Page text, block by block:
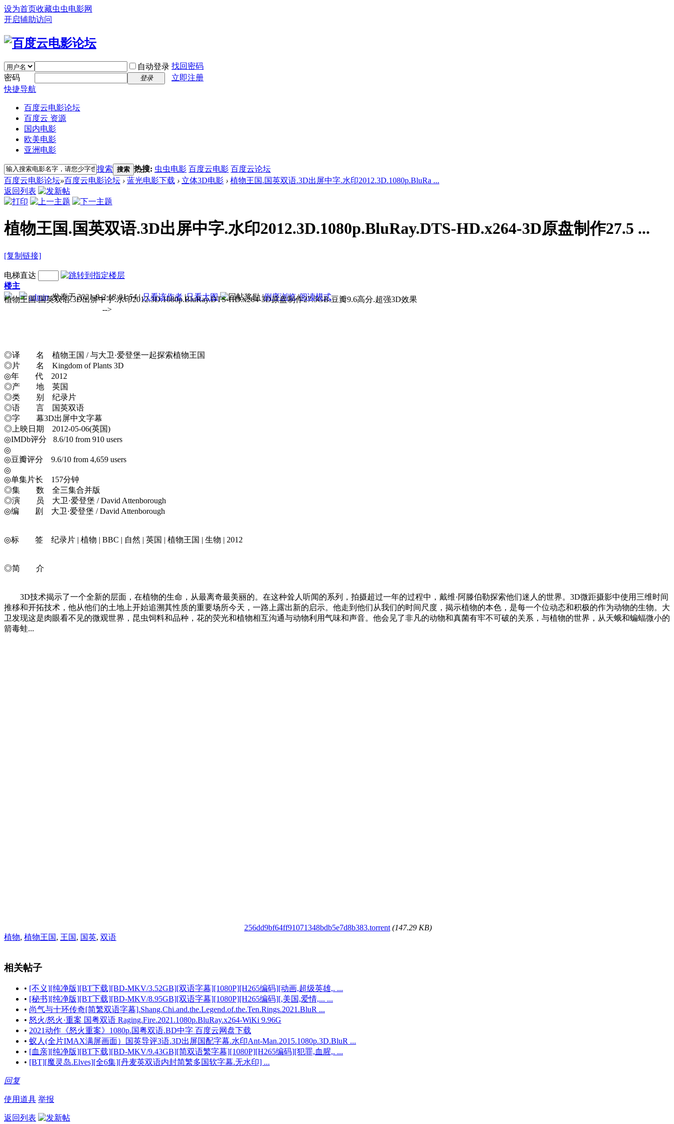
设为首页收藏虫虫电影网
开启辅助访问
自动登录 找回密码
密码
登录
立即注册
快捷导航
百度云电影论坛
百度云 资源
国内电影
欧美电影
亚洲电影
搜索 搜索 热搜: 虫虫电影 百度云电影 百度云论坛
百度云电影论坛»百度云电影论坛 › 蓝光电影下载 › 立体3D电影 › 植物王国.国英双语.3D出屏中字.水印2012.3D.1080p.BluRa ...
返回列表
植物王国.国英双语.3D出屏中字.水印2012.3D.1080p.BluRay.DTS-HD.x264-3D原盘制作27.5 ...
[复制链接]
电梯直达
楼主
admin 发表于 2021-9-2 18:01:54 | 只看该作者 |只看大图 |倒序浏览 |阅读模式
植物王国.国英双语.3D出屏中字.水印2012.3D.1080p.BluRay.DTS-HD.x264-3D原盘制作27.5GB.豆瓣9.6高分.超强3D效果
-->
◎译 名 植物王国 / 与大卫·爱登堡一起探索植物王国
◎片 名 Kingdom of Plants 3D
◎年 代 2012
◎产 地 英国
◎类 别 纪录片
◎语 言 国英双语
◎字 幕3D出屏中文字幕
◎上映日期 2012-05-06(英国)
◎IMDb评分 8.6/10 from 910 users
◎
◎豆瓣评分 9.6/10 from 4,659 users
◎
◎单集片长 157分钟
◎集 数 全三集合并版
◎演 员 大卫·爱登堡 / David Attenborough
◎编 剧 大卫·爱登堡 / David Attenborough
◎标 签 纪录片 | 植物 | BBC | 自然 | 英国 | 植物王国 | 生物 | 2012
◎简 介
3D技术揭示了一个全新的层面，在植物的生命，从最离奇最美丽的。在这种耸人听闻的系列，拍摄超过一年的过程中，戴维·阿滕伯勒探索他们迷人的世界。3D微距摄影中使用三维时间
推移和开拓技术，他从他们的土地上开始追溯其性质的重要场所今天，一路上露出新的启示。他走到他们从我们的时间尺度，揭示植物的本色，是每一个位动态和积极的作为动物的生物。大
卫发现这是肉眼看不见的微观世界，昆虫饲料和品种，花的荧光和植物相互沟通与动物利用气味和声音。他会见了非凡的动物和真菌有牢不可破的关系，与植物的世界，从天蛾和蝙蝠微小的
箭毒蛙...
256dd9bf64ff91071348bdb5e7d8b383.torrent (147.29 KB)
植物, 植物王国, 王国, 国英, 双语
相关帖子
• [不义][纯净版][BT下载][BD-MKV/3.52GB][双语字幕][1080P][H265编码][动画,超级英雄,. ...
• [秘书][纯净版][BT下载][BD-MKV/8.95GB][双语字幕][1080P][H265编码][,美国,爱情,... ...
• 尚气与十环传奇[简繁双语字幕].Shang.Chi.and.the.Legend.of.the.Ten.Rings.2021.BluR ...
• 怒火/怒火·重案 国粤双语 Raging.Fire.2021.1080p.BluRay.x264-WiKi 9.96G
• 2021动作《怒火重案》1080p.国粤双语.BD中字 百度云网盘下载
• 蚁人(全片IMAX满屏画面）国英导评3语.3D出屏国配字幕.水印Ant-Man.2015.1080p.3D.BluR ...
• [血亲][纯净版][BT下载][BD-MKV/9.43GB][简双语繁字幕][1080P][H265编码][犯罪,血腥,. ...
• [BT][魔灵岛.Elves][全6集][丹麦英双语内封简繁多国软字幕.无水印] ...
回复
使用道具 举报
返回列表